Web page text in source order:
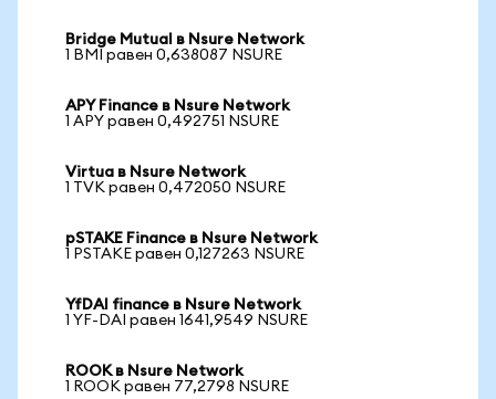
Bridge Mutual в Nsure Network
1 BMI равен 0,638087 NSURE
APY Finance в Nsure Network
1 APY равен 0,492751 NSURE
Virtua в Nsure Network
1 TVK равен 0,472050 NSURE
pSTAKE Finance в Nsure Network
1 PSTAKE равен 0,127263 NSURE
YfDAI finance в Nsure Network
1 YF-DAI равен 1641,9549 NSURE
ROOK в Nsure Network
1 ROOK равен 77,2798 NSURE